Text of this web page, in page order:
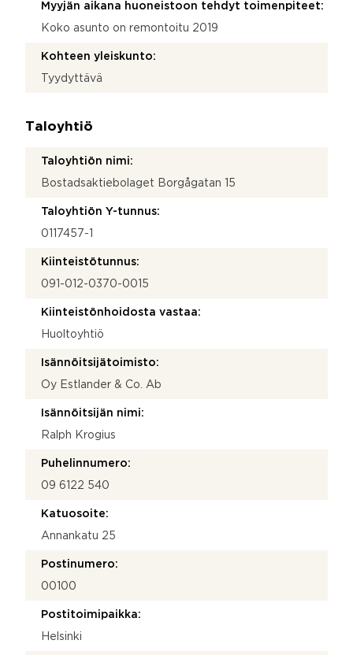
Myyjän aikana huoneistoon tehdyt toimenpiteet:
Koko asunto on remontoitu 2019
Kohteen yleiskunto:
Tyydyttävä
Taloyhtiö
Taloyhtiön nimi:
Bostadsaktiebolaget Borgågatan 15
Taloyhtiön Y-tunnus:
0117457-1
Kiinteistötunnus:
091-012-0370-0015
Kiinteistönhoidosta vastaa:
Huoltoyhtiö
Isännöitsijätoimisto:
Oy Estlander & Co. Ab
Isännöitsijän nimi:
Ralph Krogius
Puhelinnumero:
09 6122 540
Katuosoite:
Annankatu 25
Postinumero:
00100
Postitoimipaikka:
Helsinki